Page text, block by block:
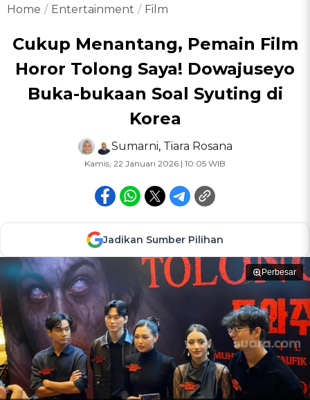
Home Entertainment Film
Cukup Menantang, Pemain Film
Horor Tolong Saya! Dowajuseyo
Buka-bukaan Soal Syuting di
Korea
Sumarni, Tiara Rosana
Kamis, 22 Januari 2026 | 10:05 WIB
Jadikan Sumber Pilihan
Perbesar